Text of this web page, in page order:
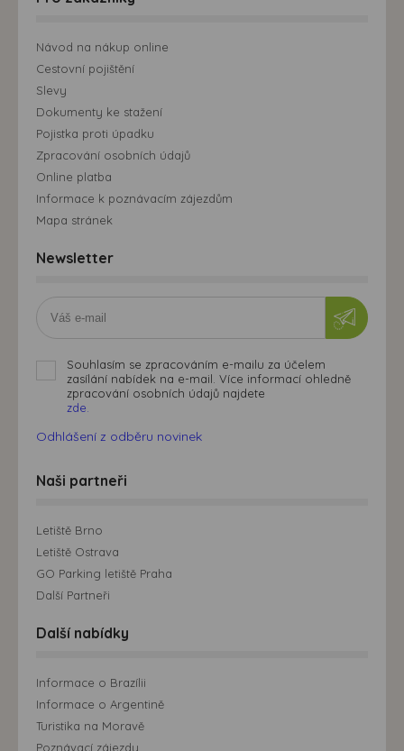
Návod na nákup online
Cestovní pojištění
Slevy
Dokumenty ke stažení
Pojistka proti úpadku
Zpracování osobních údajů
Online platba
Informace k poznávacím zájezdům
Mapa stránek
Newsletter
Souhlasím se zpracováním e-mailu za účelem
zasílání nabídek na e-mail. Více informací ohledně
zpracování osobních údajů najdete
zde.
Odhlášení z odběru novinek
Naši partneři
Letiště Brno
Letiště Ostrava
GO Parking letiště Praha
Další Partneři
Další nabídky
Informace o Brazílii
Informace o Argentině
Turistika na Moravě
Poznávací zájezdy